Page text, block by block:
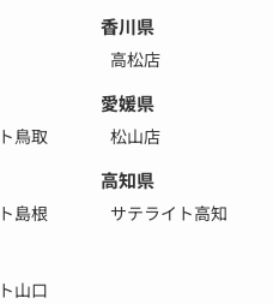
鳥取
島根
山口
香川県
高松店
愛媛県
松山店
高知県
サテライト高知